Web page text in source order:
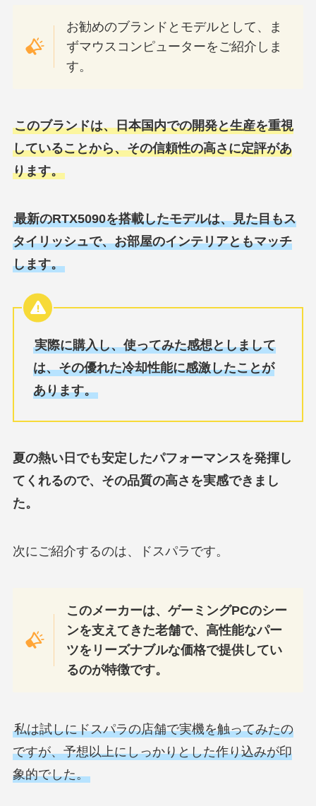
お勧めのブランドとモデルとして、ま
ずマウスコンピューターをご紹介しま
す。
このブランドは、日本国内での開発と生産を重視
していることから、その信頼性の高さに定評があ
ります。
最新のRTX5090を搭載したモデルは、見た目もス
タイリッシュで、お部屋のインテリアともマッチ
します。
実際に購入し、使ってみた感想としまして
は、その優れた冷却性能に感激したことが
あります。
夏の熱い日でも安定したパフォーマンスを発揮し
てくれるので、その品質の高さを実感できまし
た。
次にご紹介するのは、ドスパラです。
このメーカーは、ゲーミングPCのシー
ンを支えてきた老舗で、高性能なパー
ツをリーズナブルな価格で提供してい
るのが特徴です。
私は試しにドスパラの店舗で実機を触ってみたの
ですが、予想以上にしっかりとした作り込みが印
象的でした。